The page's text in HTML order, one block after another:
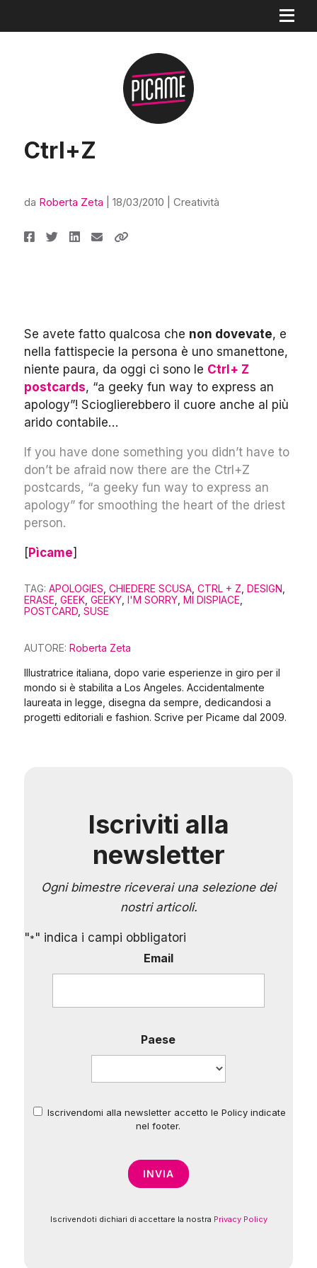
Ctrl+Z
da Roberta Zeta 18/03/2010 Creatività
Se avete fatto qualcosa che non dovevate, e
nella fattispecie la persona è uno smanettone,
niente paura, da oggi ci sono le Ctrl+ Z
postcards, “a geeky fun way to express an
apology”! Scioglierebbero il cuore anche al più
arido contabile…
If you have done something you didn’t have to
don’t be afraid now there are the Ctrl+Z
postcards, “a geeky fun way to express an
apology” for smoothing the heart of the driest
person.
[Pìcame]
TAG: APOLOGIES CHIEDERE SCUSA CTRL + Z DESIGN
ERASE GEEK GEEKY I'M SORRY MI DISPIACE
POSTCARD SUSE
AUTORE: Roberta Zeta
Illustratrice italiana, dopo varie esperienze in giro per il
mondo si è stabilita a Los Angeles. Accidentalmente
laureata in legge, disegna da sempre, dedicandosi a
progetti editoriali e fashion. Scrive per Picame dal 2009.
Iscriviti alla
newsletter
Ogni bimestre riceverai una selezione dei
nostri articoli.
"*" indica i campi obbligatori
Email
Paese
*
Iscrivendomi alla newsletter accetto le Policy indicate
nel footer.
Iscrivendoti dichiari di accettare la nostra Privacy Policy